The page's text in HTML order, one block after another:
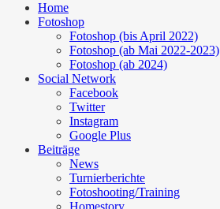
Home
Fotoshop
Fotoshop (bis April 2022)
Fotoshop (ab Mai 2022-2023)
Fotoshop (ab 2024)
Social Network
Facebook
Twitter
Instagram
Google Plus
Beiträge
News
Turnierberichte
Fotoshooting/Training
Homestory